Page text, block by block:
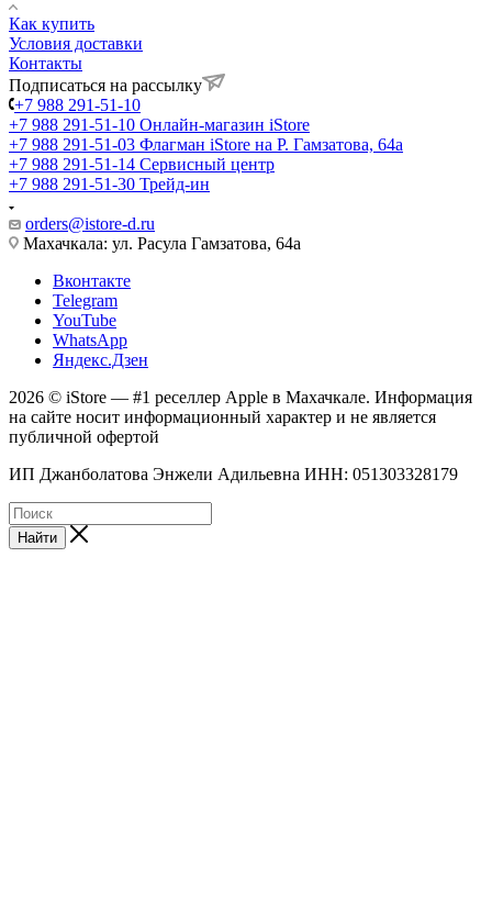
Как купить
Условия доставки
Контакты
Подписаться на рассылку
+7 988 291-51-10
+7 988 291-51-10 Онлайн-магазин iStore
+7 988 291-51-03 Флагман iStore на Р. Гамзатова, 64а
+7 988 291-51-14 Сервисный центр
+7 988 291-51-30 Трейд-ин
orders@istore-d.ru
Махачкала: ул. Расула Гамзатова, 64а
Вконтакте
Telegram
YouTube
WhatsApp
Яндекс.Дзен
2026 © iStore — #1 реселлер Apple в Махачкале. Информация
на сайте носит информационный характер и не является
публичной офертой
ИП Джанболатова Энжели Адильевна ИНН: 051303328179
Найти